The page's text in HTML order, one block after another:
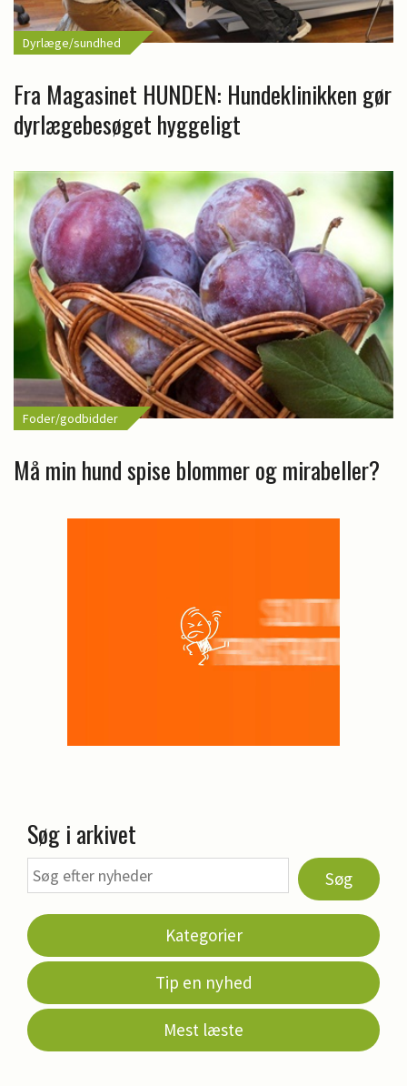
Dyrlæge/sundhed
Fra Magasinet HUNDEN: Hundeklinikken gør
dyrlægebesøget hyggeligt
Foder/godbidder
Må min hund spise blommer og mirabeller?
Søg i arkivet
Søg
Kategorier
Tip en nyhed
Mest læste